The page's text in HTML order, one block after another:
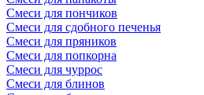
Смеси для пончиков
Смеси для сдобного печенья
Смеси для пряников
Смеси для попкорна
Смеси для чуррос
Смеси для блинов